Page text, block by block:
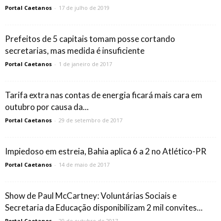
Portal Caetanos - 17 de julho de 2019
Prefeitos de 5 capitais tomam posse cortando
secretarias, mas medida é insuficiente
Portal Caetanos - 1 de janeiro de 2017
Tarifa extra nas contas de energia ficará mais cara em
outubro por causa da...
Portal Caetanos - 29 de setembro de 2017
Impiedoso em estreia, Bahia aplica 6 a 2 no Atlético-PR
Portal Caetanos - 14 de maio de 2017
Show de Paul McCartney: Voluntárias Sociais e
Secretaria da Educação disponibilizam 2 mil convites...